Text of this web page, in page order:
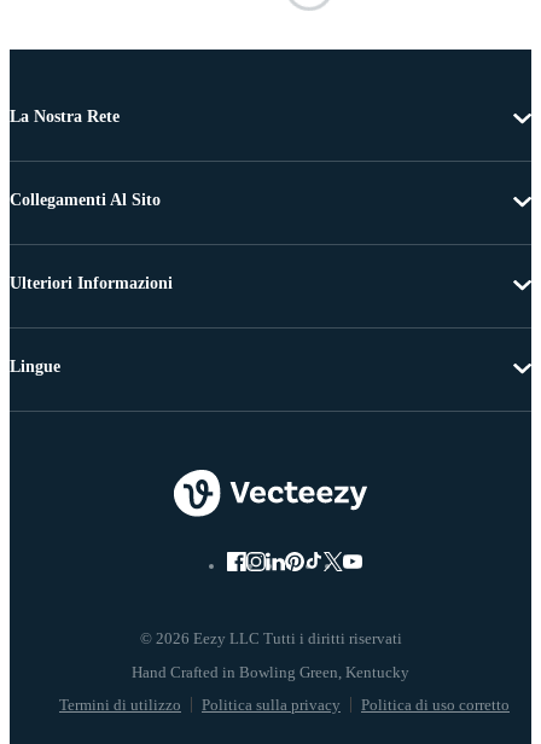
La Nostra Rete
Collegamenti Al Sito
Ulteriori Informazioni
© 2026 Eezy LLC Tutti i diritti riservati
Termini di utilizzo Politica sulla privacy Politica di uso corretto
Lingue